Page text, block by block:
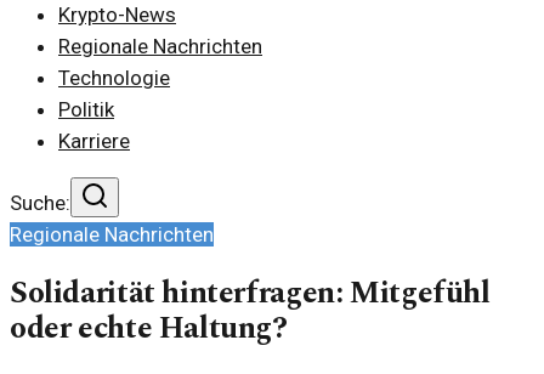
Krypto-News
Regionale Nachrichten
Technologie
Politik
Karriere
Suche:
Regionale Nachrichten
Solidarität hinterfragen: Mitgefühl
oder echte Haltung?